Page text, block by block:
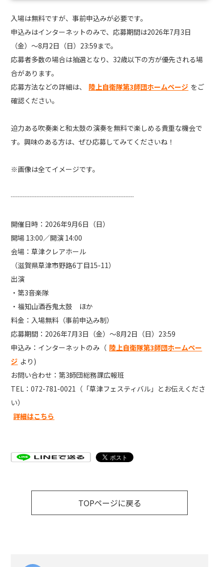
入場は無料ですが、事前申込みが必要です。
申込みはインターネットのみで、応募期間は2026年7月3日
（金）～8月2日（日）23:59まで。
応募者多数の場合は抽選となり、32歳以下の方が優先される場
合があります。
応募方法などの詳細は、
陸上自衛隊第3師団ホームページ をご
確認ください。
迫力ある吹奏楽と和太鼓の演奏を無料で楽しめる貴重な機会で
す。興味のある方は、ぜひ応募してみてくださいね！
※画像は全てイメージです。
┈┈┈┈┈┈┈┈┈┈┈┈┈┈┈┈┈┈
開催日時：2026年9月6日（日）
開場 13:00／開演 14:00
会場：草津クレアホール
（滋賀県草津市野路6丁目15-11）
出演
・第3音楽隊
・福知山酒呑鬼太鼓 ほか
料金：入場無料（事前申込み制）
応募期間：2026年7月3日（金）～8月2日（日）23:59
申込み：インターネットのみ（ 陸上自衛隊第3師団ホームペー
ジ より)
お問い合わせ：第3師団総務課広報班
TEL：072-781-0021（「草津フェスティバル」とお伝えくださ
い）
詳細はこちら
TOPページに戻る